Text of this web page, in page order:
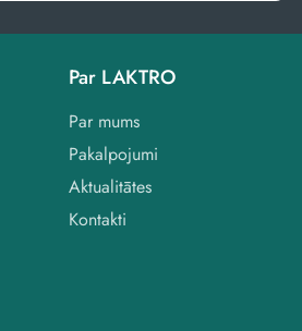
Par LAKTRO
Par mums
Pakalpojumi
Aktualitātes
Kontakti